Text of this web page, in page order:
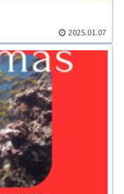
2025.01.07